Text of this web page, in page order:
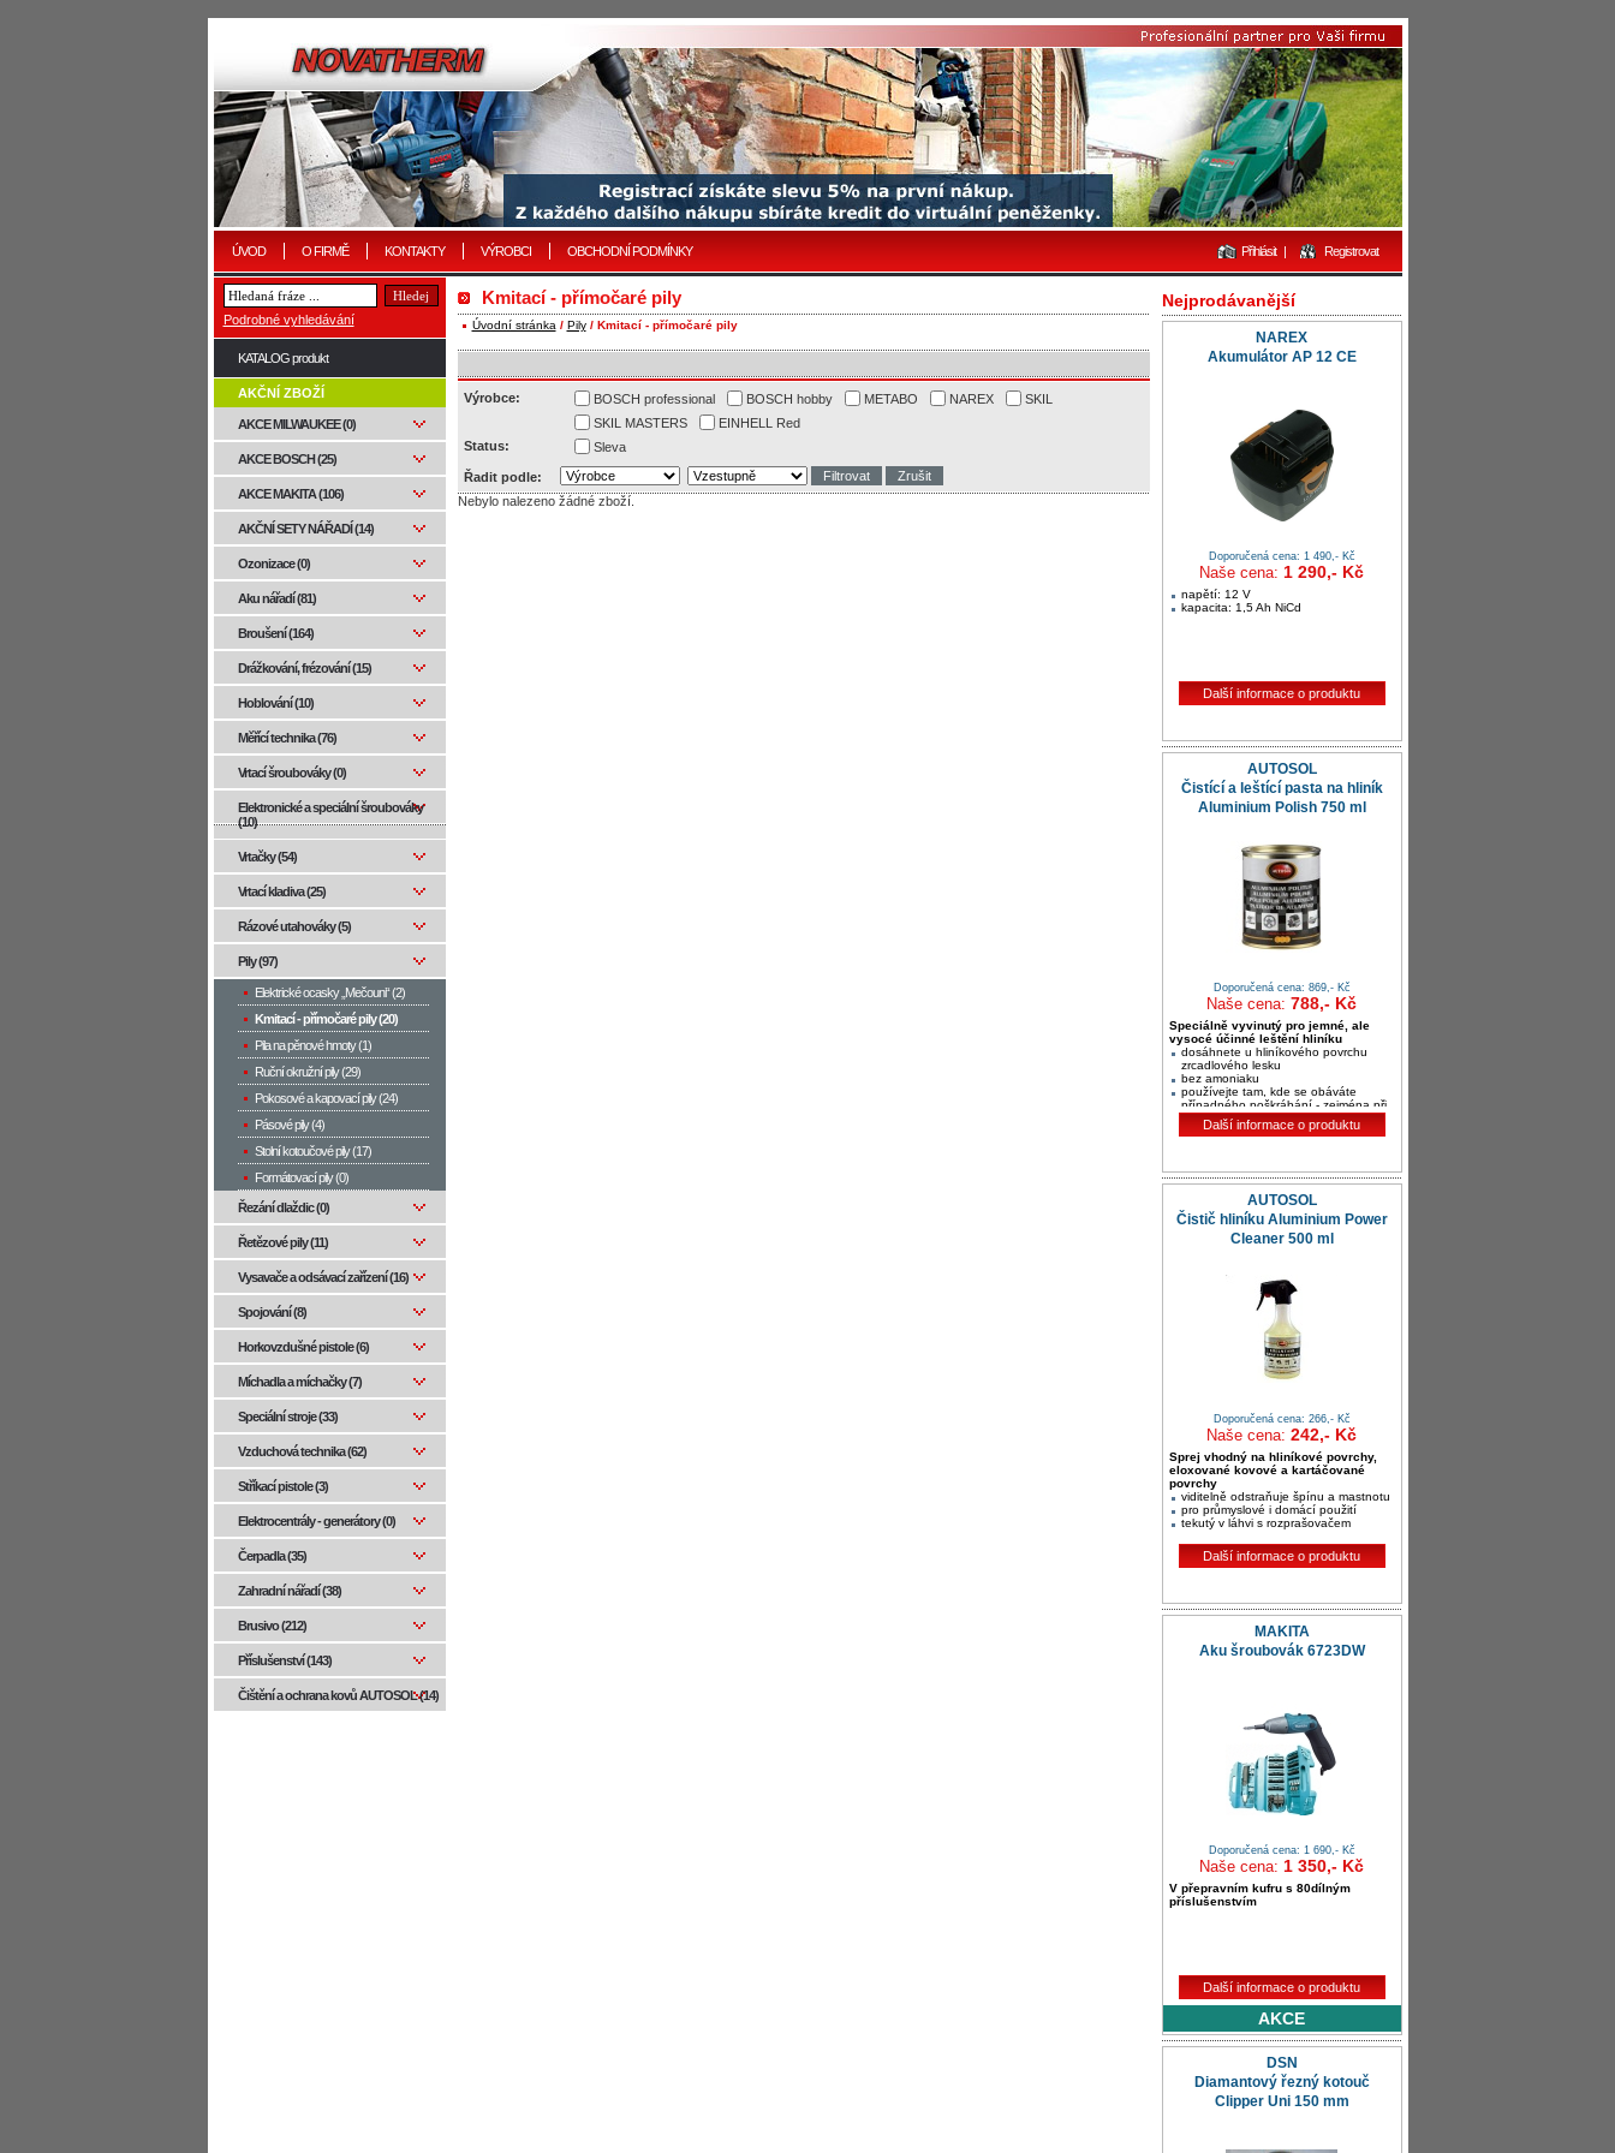
ÚVOD O FIRMĚ KONTAKTY VÝROBCI OBCHODNÍ PODMÍNKY Přihlásit | Registrovat
Kmitací - přímočaré pily
Úvodní stránka / Pily/ Kmitací - přímočaré pily
Výrobce: BOSCH professional BOSCH hobby METABO NAREX
SKIL
SKIL MASTERS
EINHELL Red
Status:
Sleva
Řadit podle:
Nebylo nalezeno žádné zboží.
Nejprodávanější
NAREX
Akumulátor AP 12 CE
Doporučená cena: 1 490,- Kč
Naše cena: 1 290,- Kč
napětí: 12 V
kapacita: 1,5 Ah NiCd
Další informace o produktu
AUTOSOL
Čistící a leštící pasta na hliník
Aluminium Polish 750 ml
Doporučená cena: 869,- Kč
Naše cena: 788,- Kč
Speciálně vyvinutý pro jemné, ale
vysocé účinné leštění hliníku
dosáhnete u hliníkového povrchu
zrcadlového lesku
bez amoniaku
používejte tam, kde se obáváte
případného poškrábání - zejména při
strojním leštění při vysoké teplotě
Další informace o produktu
AUTOSOL
Čistič hliníku Aluminium Power
Cleaner 500 ml
Doporučená cena: 266,- Kč
Naše cena: 242,- Kč
Sprej vhodný na hliníkové povrchy,
eloxované kovové a kartáčované
povrchy
viditelně odstraňuje špínu a mastnotu
pro průmyslové i domácí použití
tekutý v láhvi s rozprašovačem
Další informace o produktu
MAKITA
Aku šroubovák 6723DW
Doporučená cena: 1 690,- Kč
Naše cena: 1 350,- Kč
V přepravním kufru s 80dílným
příslušenstvím
Další informace o produktu
AKCE
DSN
Diamantový řezný kotouč
Clipper Uni 150 mm
Podrobné vyhledávání
KATALOG produkt
AKČNÍ ZBOŽÍ
AKCE MILWAUKEE (0)
AKCE BOSCH (25)
AKCE MAKITA (106)
AKČNÍ SETY NÁŘADÍ (14)
Ozonizace (0)
Aku nářadí (81)
Broušení (164)
Drážkování, frézování (15)
Hoblování (10)
Měřící technika (76)
Vrtací šroubováky (0)
Elektronické a speciální šroubováky
(10)
Vrtačky (54)
Vrtací kladiva (25)
Rázové utahováky (5)
Pily (97)
Elektrické ocasky „Mečouni“ (2)
Kmitací - přímočaré pily (20)
Pila na pěnové hmoty (1)
Ruční okružní pily (29)
Pokosové a kapovací pily (24)
Pásové pily (4)
Stolní kotoučové pily (17)
Formátovací pily (0)
Řezání dlaždic (0)
Řetězové pily (11)
Vysavače a odsávací zařízení (16)
Spojování (8)
Horkovzdušné pistole (6)
Míchadla a míchačky (7)
Speciální stroje (33)
Vzduchová technika (62)
Stříkací pistole (3)
Elektrocentrály - generátory (0)
Čerpadla (35)
Zahradní nářadí (38)
Brusivo (212)
Příslušenství (143)
Čištění a ochrana kovů AUTOSOL (14)